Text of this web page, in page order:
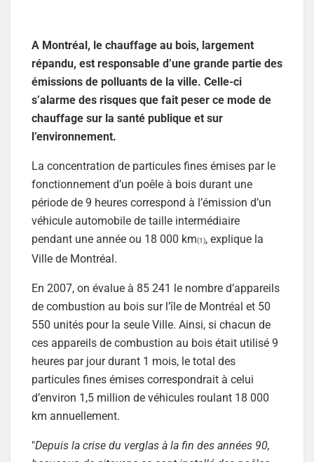
A Montréal, le chauffage au bois, largement
répandu, est responsable d’une grande partie des
émissions de polluants de la ville. Celle-ci
s’alarme des risques que fait peser ce mode de
chauffage sur la santé publique et sur
l’environnement.
La concentration de particules fines émises par le
fonctionnement d’un poêle à bois durant une
période de 9 heures correspond à l’émission d’un
véhicule automobile de taille intermédiaire
pendant une année ou 18 000 km(1), explique la
Ville de Montréal.
En 2007, on évalue à 85 241 le nombre d’appareils
de combustion au bois sur l’île de Montréal et 50
550 unités pour la seule Ville. Ainsi, si chacun de
ces appareils de combustion au bois était utilisé 9
heures par jour durant 1 mois, le total des
particules fines émises correspondrait à celui
d’environ 1,5 million de véhicules roulant 18 000
km annuellement.
"Depuis la crise du verglas à la fin des années 90,